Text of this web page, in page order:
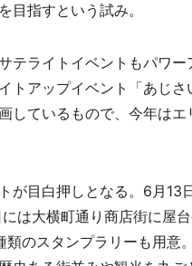
目指すという試み。
ライトイベントもパワー
トアップイベント「あじ
しているもので、今年は
が目白押しとなる。6月13
は大横町通り商店街に屋
のスタンプラリーも用意